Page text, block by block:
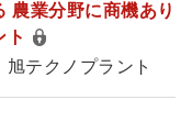
農業分野に商機あり
ト
テクノプラント